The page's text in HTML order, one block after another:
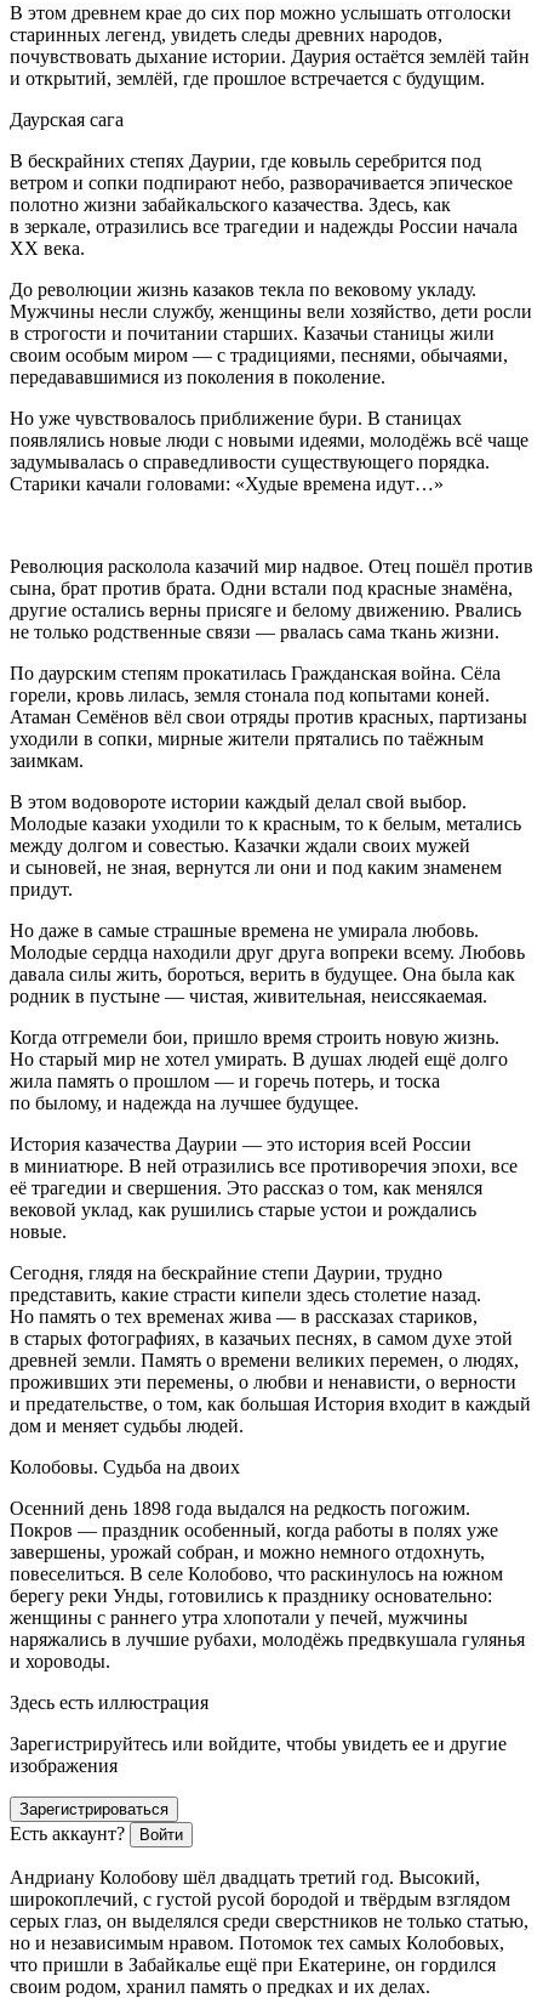
В этом древнем крае до сих пор можно услышать отголоски
старинных легенд, увидеть следы древних народов,
почувствовать дыхание истории. Даурия остаётся землёй тайн
и открытий, землёй, где прошлое встречается с будущим.
Даурская сага
В бескрайних степях Даурии, где ковыль серебрится под
ветром и сопки подпирают небо, разворачивается эпическое
полотно жизни забайкальского казачества. Здесь, как
в зеркале, отразились все трагедии и надежды России начала
XX века.
До революции жизнь казаков текла по вековому укладу.
Мужчины несли службу, женщины вели хозяйство, дети росли
в строгости и почитании старших. Казачьи станицы жили
своим особым миром — с традициями, песнями, обычаями,
передававшимися из поколения в поколение.
Но уже чувствовалось приближение бури. В станицах
появлялись новые люди с новыми идеями, молодёжь всё чаще
задумывалась о справедливости существующего порядка.
Старики качали головами: «Худые времена идут…»
Революция расколола казачий мир надвое. Отец пошёл против
сына, брат против брата. Одни встали под красные знамёна,
другие остались верны присяге и белому движению. Рвались
не только родственные связи — рвалась сама ткань жизни.
По даурским степям прокатилась Гражданская война. Сёла
горели, кровь лилась, земля стонала под копытами коней.
Атаман Семёнов вёл свои отряды против красных, партизаны
уходили в сопки, мирные жители прятались по таёжным
заимкам.
В этом водовороте истории каждый делал свой выбор.
Молодые казаки уходили то к красным, то к белым, метались
между долгом и совестью. Казачки ждали своих мужей
и сыновей, не зная, вернутся ли они и под каким знаменем
придут.
Но даже в самые страшные времена не умирала любовь.
Молодые сердца находили друг друга вопреки всему. Любовь
давала силы жить, бороться, верить в будущее. Она была как
родник в пустыне — чистая, живительная, неиссякаемая.
Когда отгремели бои, пришло время строить новую жизнь.
Но старый мир не хотел умирать. В душах людей ещё долго
жила память о прошлом — и горечь потерь, и тоска
по былому, и надежда на лучшее будущее.
История казачества Даурии — это история всей России
в миниатюре. В ней отразились все противоречия эпохи, все
её трагедии и свершения. Это рассказ о том, как менялся
вековой уклад, как рушились старые устои и рождались
новые.
Сегодня, глядя на бескрайние степи Даурии, трудно
представить, какие страсти кипели здесь столетие назад.
Но память о тех временах жива — в рассказах стариков,
в старых фотографиях, в казачьих песнях, в самом духе этой
древней земли. Память о времени великих перемен, о людях,
проживших эти перемены, о любви и ненависти, о верности
и предательстве, о том, как большая История входит в каждый
дом и меняет судьбы людей.
Колобовы. Судьба на двоих
Осенний день 1898 года выдался на редкость погожим.
Покров — праздник особенный, когда работы в полях уже
завершены, урожай собран, и можно немного отдохнуть,
повеселиться. В селе Колобово, что раскинулось на южном
берегу реки Унды, готовились к празднику основательно:
женщины с раннего утра хлопотали у печей, мужчины
наряжались в лучшие рубахи, молодёжь предвкушала гулянья
и хороводы.
Здесь есть иллюстрация
Зарегистрируйтесь или войдите, чтобы увидеть ее и другие
изображения
Зарегистрироваться
Есть аккаунт? Войти
Андриану Колобову шёл двадцать третий год. Высокий,
широкоплечий, с густой русой бородой и твёрдым взглядом
серых глаз, он выделялся среди сверстников не только статью,
но и независимым нравом. Потомок тех самых Колобовых,
что пришли в Забайкалье ещё при Екатерине, он гордился
своим родом, хранил память о предках и их делах.